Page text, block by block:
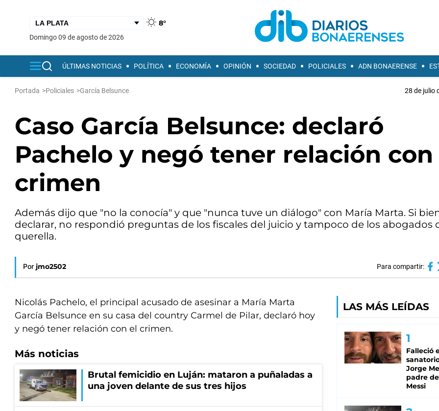
8°
domingo 09 de agosto de 2026
ÚLTIMAS NOTICIAS POLÍTICA ECONOMÍA OPINIÓN SOCIEDAD POLICIALES ADN BONAERENSE
Portada >Policiales >García Belsunce 28 de julio
Caso García Belsunce: declaró
Pachelo y negó tener relación con
crimen
Además dijo que "no la conocía" y que "nunca tuve un diálogo" con María Marta. Si
declarar, no respondió preguntas de los fiscales del juicio y tampoco de los abogados
querella.
Por jmo2502 Para compartir:
Nicolás Pachelo, el principal acusado de asesinar a María Marta
García Belsunce en su casa del country Carmel de Pilar, declaró hoy
y negó tener relación con el crimen.
Más noticias
Brutal femicidio en Luján: mataron a puñaladas a
una joven delante de sus tres hijos
LAS MÁS LEÍDAS
Falleció
Jorge
padre
Messi